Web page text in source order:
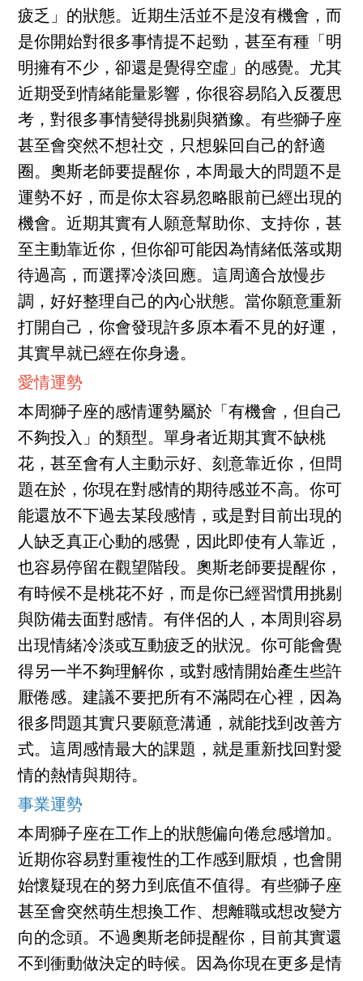
疲乏」的狀態。近期生活並不是沒有機會，而
是你開始對很多事情提不起勁，甚至有種「明
明擁有不少，卻還是覺得空虛」的感覺。尤其
近期受到情緒能量影響，你很容易陷入反覆思
考，對很多事情變得挑剔與猶豫。有些獅子座
甚至會突然不想社交，只想躲回自己的舒適
圈。奧斯老師要提醒你，本周最大的問題不是
運勢不好，而是你太容易忽略眼前已經出現的
機會。近期其實有人願意幫助你、支持你，甚
至主動靠近你，但你卻可能因為情緒低落或期
待過高，而選擇冷淡回應。這周適合放慢步
調，好好整理自己的內心狀態。當你願意重新
打開自己，你會發現許多原本看不見的好運，
其實早就已經在你身邊。
愛情運勢
本周獅子座的感情運勢屬於「有機會，但自己
不夠投入」的類型。單身者近期其實不缺桃
花，甚至會有人主動示好、刻意靠近你，但問
題在於，你現在對感情的期待感並不高。你可
能還放不下過去某段感情，或是對目前出現的
人缺乏真正心動的感覺，因此即使有人靠近，
也容易停留在觀望階段。奧斯老師要提醒你，
有時候不是桃花不好，而是你已經習慣用挑剔
與防備去面對感情。有伴侶的人，本周則容易
出現情緒冷淡或互動疲乏的狀況。你可能會覺
得另一半不夠理解你，或對感情開始產生些許
厭倦感。建議不要把所有不滿悶在心裡，因為
很多問題其實只要願意溝通，就能找到改善方
式。這周感情最大的課題，就是重新找回對愛
情的熱情與期待。
事業運勢
本周獅子座在工作上的狀態偏向倦怠感增加。
近期你容易對重複性的工作感到厭煩，也會開
始懷疑現在的努力到底值不值得。有些獅子座
甚至會突然萌生想換工作、想離職或想改變方
向的念頭。不過奧斯老師提醒你，目前其實還
不到衝動做決定的時候。因為你現在更多是情